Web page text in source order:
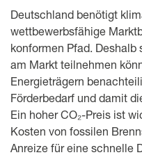
Deutschland benötigt
wettbewerbsfähige
konformen Pfad. Deshalb
am Markt teilnehmen
Energieträgern
Förderbedarf und damit
Ein hoher CO₂-Preis ist
Kosten von fossilen
Anreize für eine schnelle